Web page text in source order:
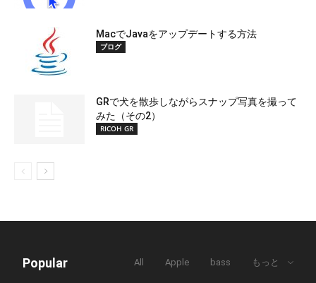
MacでJavaをアップデートする方法
ブログ
GRで犬を散歩しながらスナップ写真を撮って
みた（その2）
RICOH GR
Popular All Apple bass もっと